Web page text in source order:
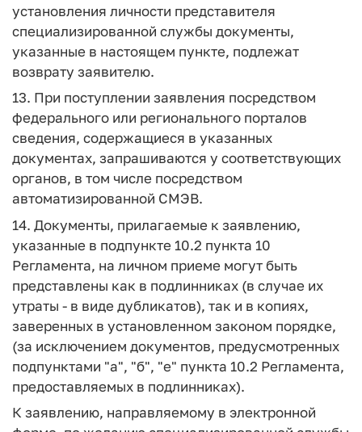
установления личности представителя
специализированной службы документы,
указанные в настоящем пункте, подлежат
возврату заявителю.
13. При поступлении заявления посредством
федерального или регионального порталов
сведения, содержащиеся в указанных
документах, запрашиваются у соответствующих
органов, в том числе посредством
автоматизированной СМЭВ.
14. Документы, прилагаемые к заявлению,
указанные в подпункте 10.2 пункта 10
Регламента, на личном приеме могут быть
представлены как в подлинниках (в случае их
утраты - в виде дубликатов), так и в копиях,
заверенных в установленном законом порядке,
(за исключением документов, предусмотренных
подпунктами "а", "б", "е" пункта 10.2 Регламента,
предоставляемых в подлинниках).
К заявлению, направляемому в электронной